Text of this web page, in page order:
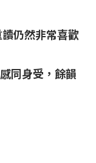
仍然非常喜歡
同身受，餘韻